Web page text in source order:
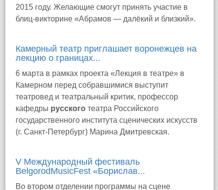
2015 году. Желающие смогут принять участие в
блиц-викторине «Абрамов — далёкий и близкий».
Камерный театр приглашает воронежцев на
лекцию о границах...
6 марта в рамках проекта «Лекция в театре» в
Камерном перед собравшимися выступит
театровед и театральный критик, профессор
кафедры русского театра Российского
государственного института сценических искусств
(г. Санкт-Петербург) Марина Дмитревская.
V Международный фестиваль
BelgorodMusicFest «Борислав...
Во втором отделении программы на сцене